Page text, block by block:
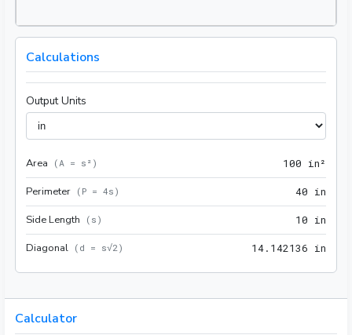
Calculations
Output Units
Area ( A = s² ) 100 in²
Perimeter ( P = 4s ) 40 in
Side Length ( s ) 10 in
Diagonal ( d = s√2 ) 14. 142136 in
Calculator